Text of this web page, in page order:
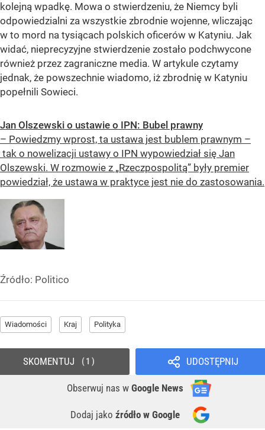
kolejną wpadkę. Mowa o stwierdzeniu, że Niemcy byli
odpowiedzialni za wszystkie zbrodnie wojenne, wliczając
w to mord na tysiącach polskich oficerów w Katyniu. Jak
widać, nieprecyzyjne stwierdzenie zostało podchwycone
również przez zagraniczne media. W artykule czytamy
jednak, że powszechnie wiadomo, iż zbrodnię w Katyniu
popełnili Sowieci.
Jan Olszewski o ustawie o IPN: Bubel prawny
– Powiedzmy wprost, ta ustawa jest bublem prawnym –
tak o nowelizacji ustawy o IPN wypowiedział się Jan
Olszewski. W rozmowie z „Rzeczpospolitą” były premier
powiedział, że ustawa w praktyce jest nie do zastosowania.
Źródło: Politico
Wiadomości Kraj Polityka
UDOSTĘPNIJ
Obserwuj nas w Google News
Dodaj jako źródło w Google
SKOMENTUJ 1